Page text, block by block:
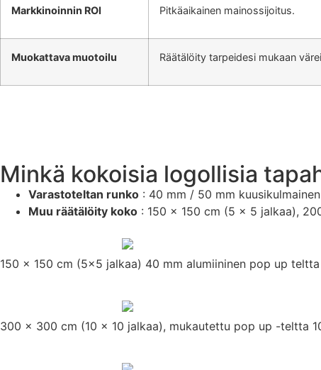
Markkinoinnin ROI Pitkäaikainen mainossijoitus.
Muokattava muotoilu Räätälöity tarpeidesi mukaan
Minkä kokoisia logollisia
Varastoteltan runko : 40 mm / 50 mm
Muu räätälöity koko : 150 × 150 cm (5 × 5 jalkaa),
150 x 150 cm (5×5 jalkaa) 40 mm alumiininen pop up teltta
300 x 300 cm (10 x 10 jalkaa), mukautettu pop up -teltta